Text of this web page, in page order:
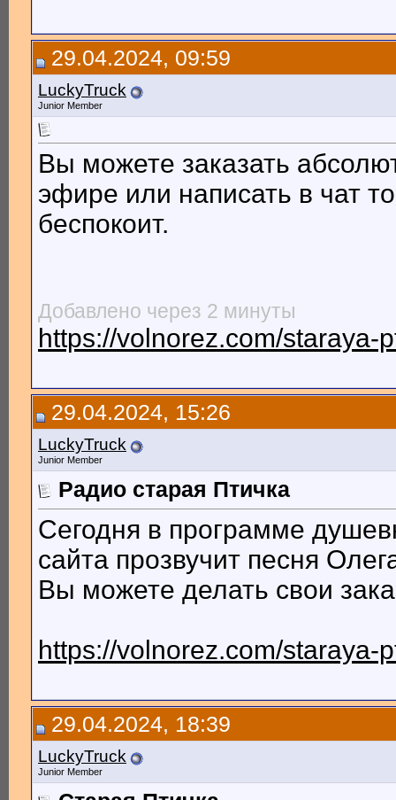
29.04.2024, 09:59
LuckyTruck
Junior Member
Вы можете заказать
эфире или написать в чат
беспокоит.
Добавлено через 2 минуты
https://volnorez.com/staraya-
29.04.2024, 15:26
LuckyTruck
Junior Member
Радио старая Птичка
Сегодня в программе
сайта прозвучит песня
Вы можете делать свои
https://volnorez.com/staraya-
29.04.2024, 18:39
LuckyTruck
Junior Member